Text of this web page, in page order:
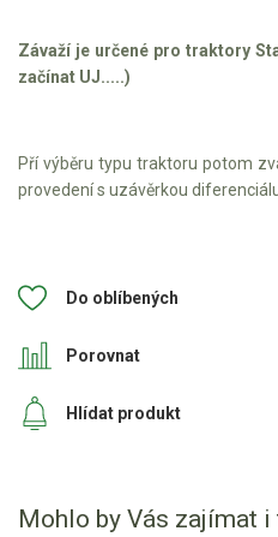
Štípačka na dřevo
VARI malotraktory
Sněhové frézy
Vertikutátory
Kultivátory
Závaží je určené pro traktory
začínat UJ.....)
Pří výběru typu traktoru potom
provedení s uzávěrkou
Do oblíbených
Porovnat
Hlídat produkt
Mohlo by Vás zajímat